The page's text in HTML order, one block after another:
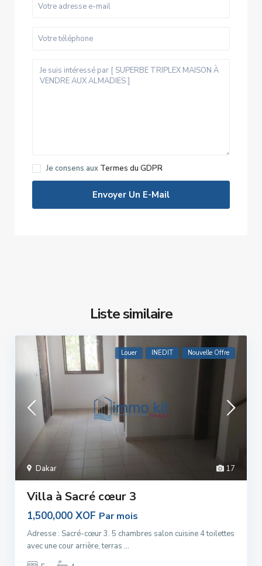
Je consens aux Termes du GDPR
Liste similaire
17
Dakar
Louer INEDIT Nouvelle Offre
Villa à Sacré cœur 3
1,500,000 XOF Par mois
Adresse : Sacré-cœur 3. 5 chambres salon cuisine 4 toilettes
avec une cour arrière, terras ...